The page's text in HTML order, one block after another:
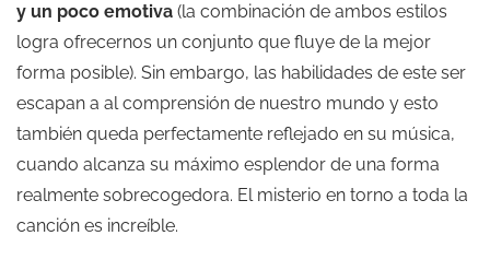
y un poco emotiva (la combinación de ambos estilos
logra ofrecernos un conjunto que fluye de la mejor
forma posible). Sin embargo, las habilidades de este ser
escapan a al comprensión de nuestro mundo y esto
también queda perfectamente reflejado en su música,
cuando alcanza su máximo esplendor de una forma
realmente sobrecogedora. El misterio en torno a toda la
canción es increíble.